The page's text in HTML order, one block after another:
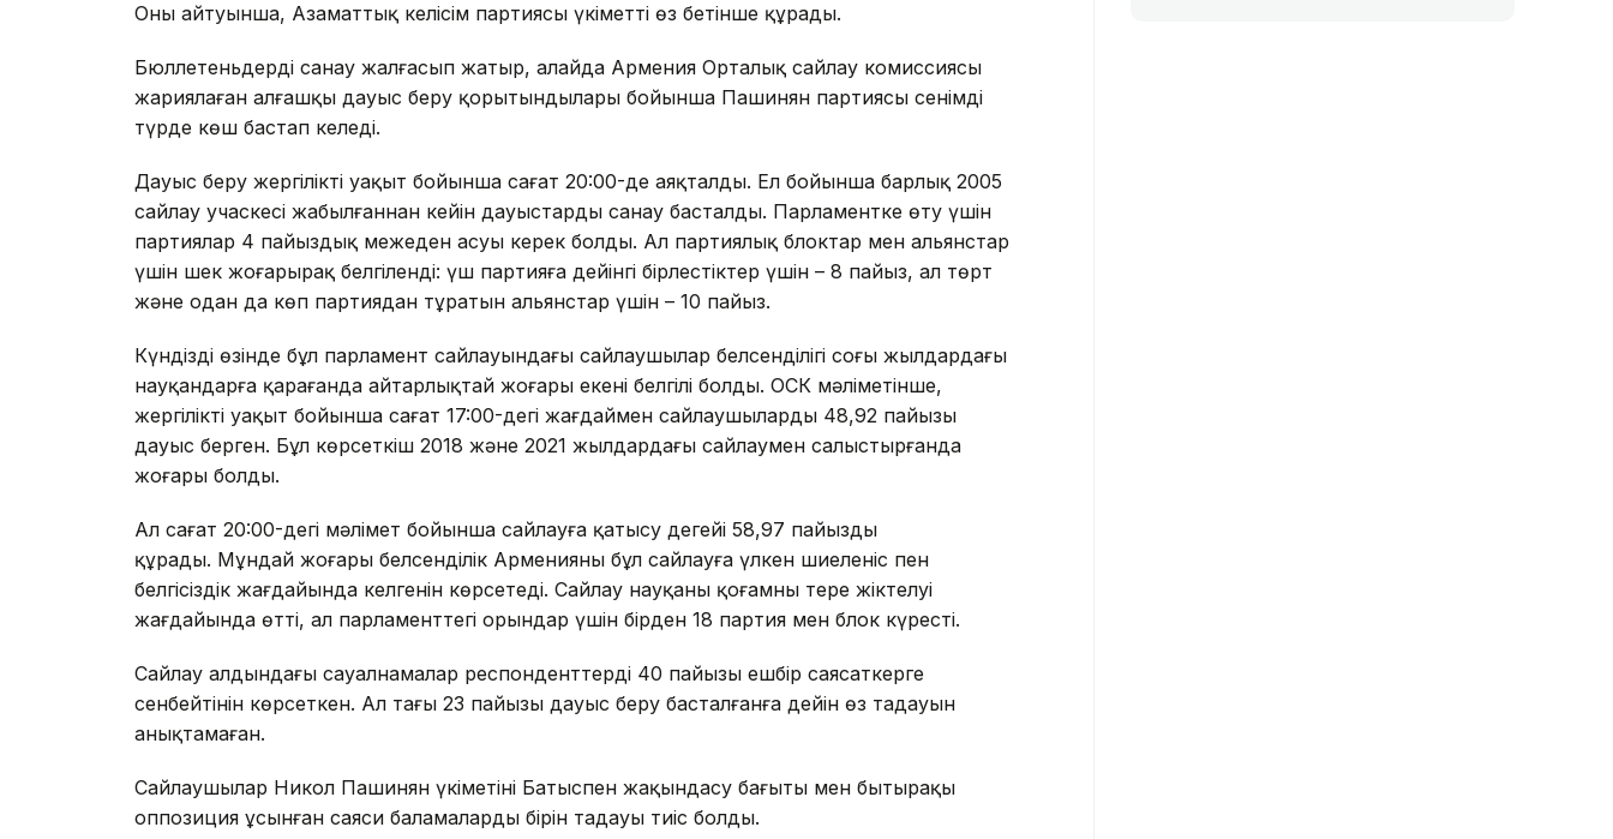
Оның айтуынша, Азаматтық келісім партиясы үкіметті өз бетінше құрады.
Бюллетеньдерді санау жалғасып жатыр, алайда Армения Орталық сайлау комиссиясы
жариялаған алғашқы дауыс беру қорытындылары бойынша Пашинян партиясы сенімді
түрде көш бастап келеді.
Дауыс беру жергілікті уақыт бойынша сағат 20:00-де аяқталды. Ел бойынша барлық 2005
сайлау учаскесі жабылғаннан кейін дауыстарды санау басталды. Парламентке өту үшін
партиялар 4 пайыздық межеден асуы керек болды. Ал партиялық блоктар мен альянстар
үшін шек жоғарырақ белгіленді: үш партияға дейінгі бірлестіктер үшін – 8 пайыз, ал төрт
және одан да көп партиядан тұратын альянстар үшін – 10 пайыз.
Күндіздің өзінде бұл парламент сайлауындағы сайлаушылар белсенділігі соңғы жылдардағы
науқандарға қарағанда айтарлықтай жоғары екені белгілі болды. ОСК мәліметінше,
жергілікті уақыт бойынша сағат 17:00-дегі жағдаймен сайлаушылардың 48,92 пайызы
дауыс берген. Бұл көрсеткіш 2018 және 2021 жылдардағы сайлаумен салыстырғанда
жоғары болды.
Ал сағат 20:00-дегі мәлімет бойынша сайлауға қатысу деңгейі 58,97 пайызды
құрады. Мұндай жоғары белсенділік Арменияның бұл сайлауға үлкен шиеленіс пен
белгісіздік жағдайында келгенін көрсетеді. Сайлау науқаны қоғамның терең жіктелуі
жағдайында өтті, ал парламенттегі орындар үшін бірден 18 партия мен блок күресті.
Сайлау алдындағы сауалнамалар респонденттердің 40 пайызы ешбір саясаткерге
сенбейтінін көрсеткен. Ал тағы 23 пайызы дауыс беру басталғанға дейін өз таңдауын
анықтамаған.
Сайлаушылар Никол Пашинян үкіметінің Батыспен жақындасу бағыты мен бытыраңқы
оппозиция ұсынған саяси баламалардың бірін таңдауы тиіс болды.